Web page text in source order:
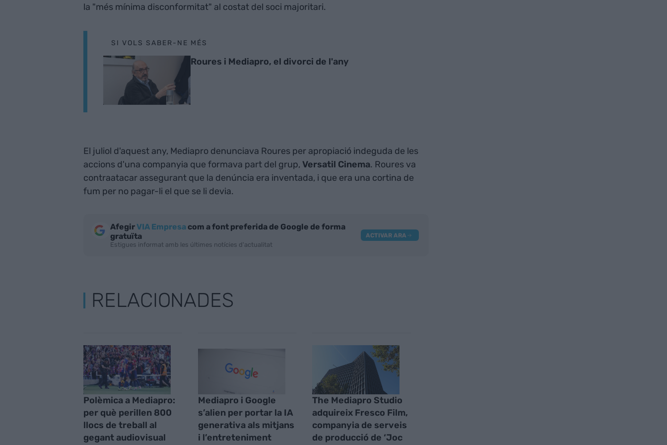
la "més mínima disconformitat" al costat del soci majoritari.
SI VOLS SABER-NE MÉS
Roures i Mediapro, el divorci de l'any
El juliol d'aquest any, Mediapro denunciava Roures per apropiació indeguda de les
accions d'una companyia que formava part del grup, Versatil Cinema. Roures va
contraatacar assegurant que la denúncia era inventada, i que era una cortina de
fum per no pagar-li el que se li devia.
AfegirVIA Empresacom a font preferida de Google de forma
gratuïta
Estigues informat amb les últimes notícies d'actualitat
ACTIVAR ARA
RELACIONADES
Polèmica a Mediapro:
per què perillen 800
llocs de treball al
gegant audiovisual
Mediapro i Google
s’alien per portar la IA
generativa als mitjans
i l’entreteniment
The Mediapro Studio
adquireix Fresco Film,
companyia de serveis
de producció de ‘Joc